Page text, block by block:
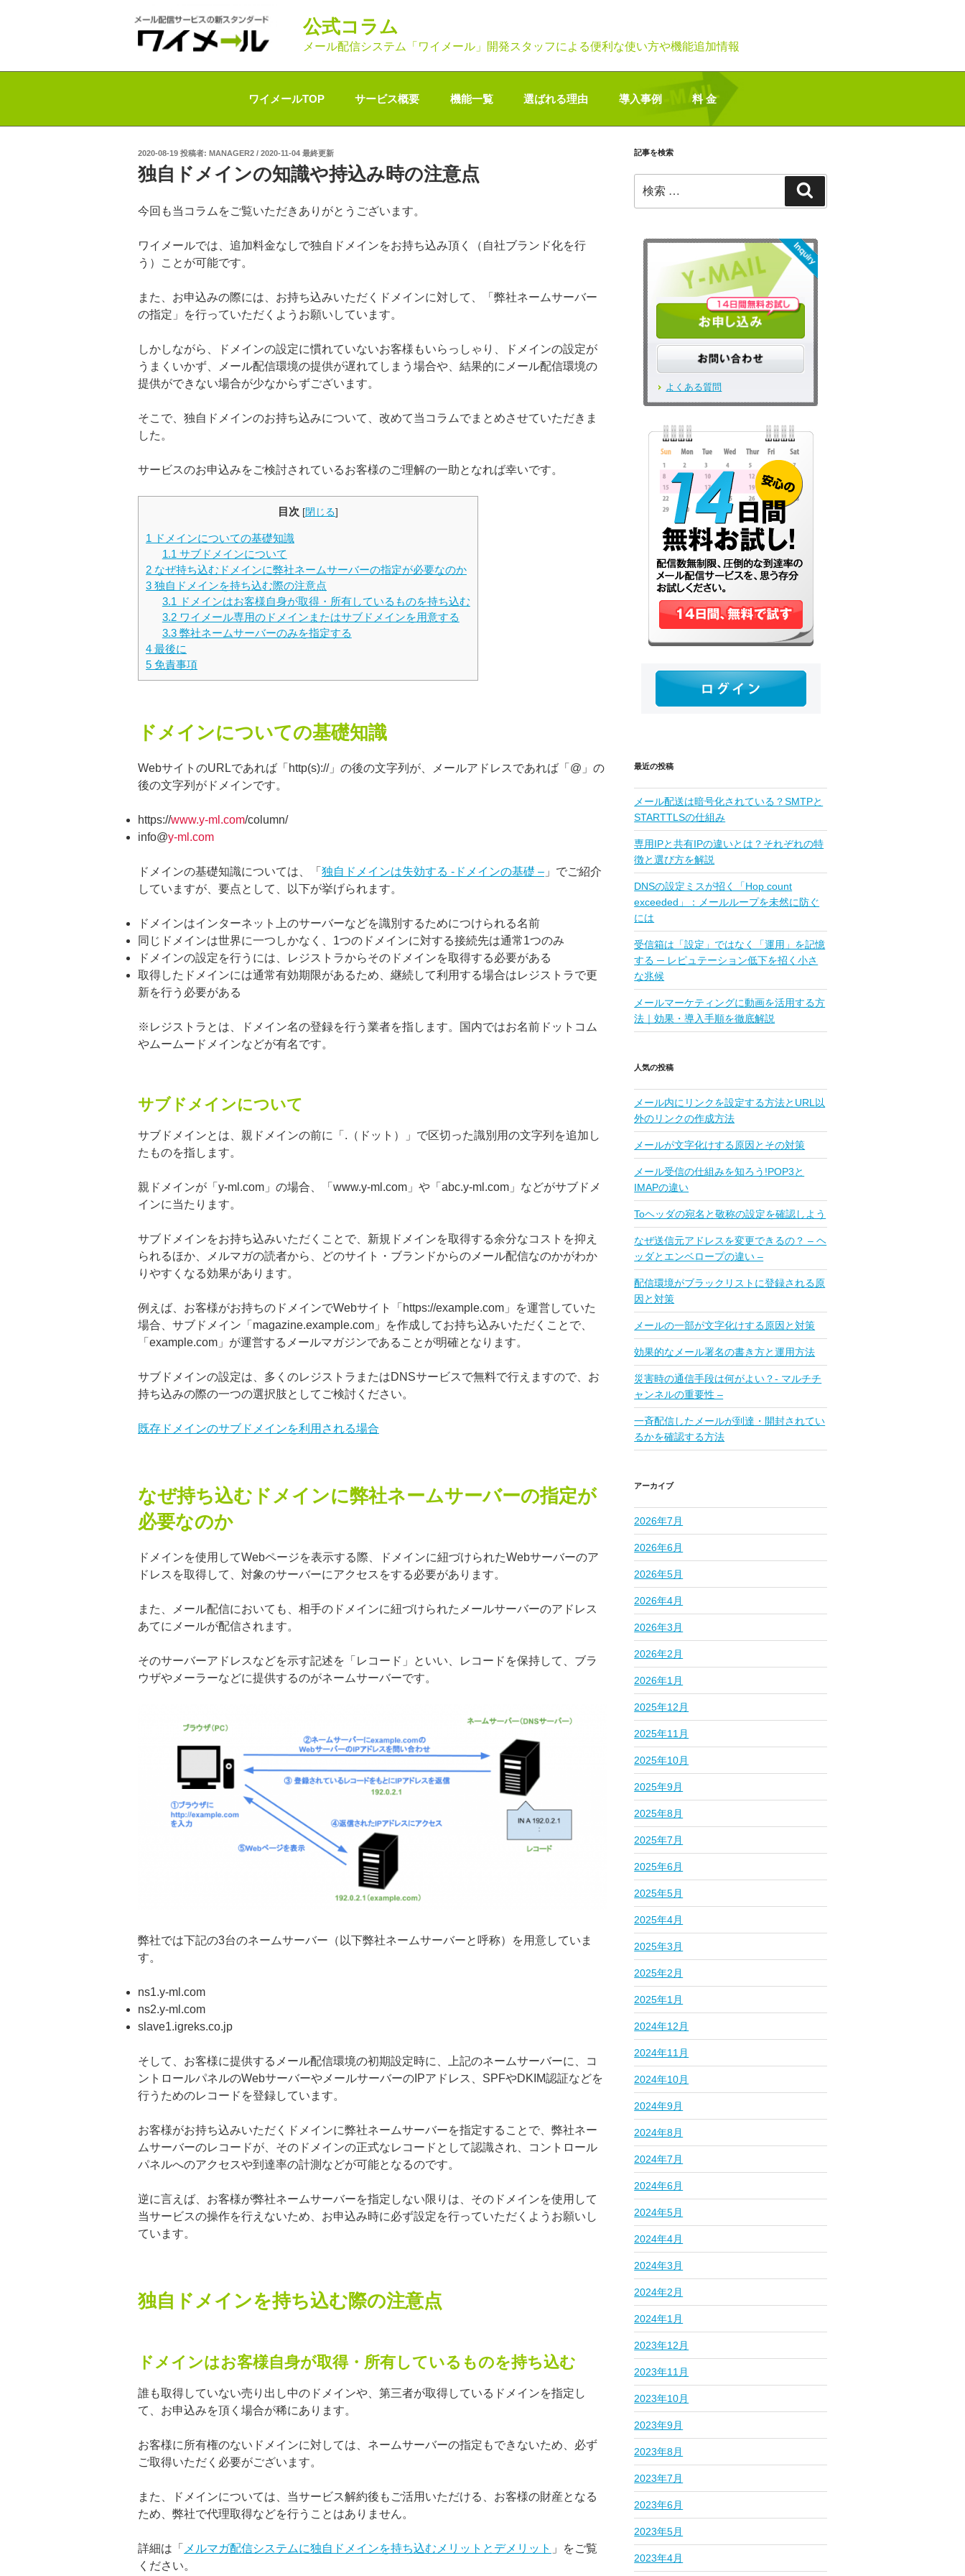
キ
公式コラム
メール配信システム「ワイメール」開発スタッフによる便利な使い方や機能追加情報
ワイメールTOP サービス概要 機能一覧 選ばれる理由 導入事例 料 金
投
稿
日:
2020-08-19 投稿者: MANAGER2 / 2020-11-04 最終更新
独自ドメインの知識や持込み時の注意点
今回も当コラムをご覧いただきありがとうございます。
ワイメールでは、追加料金なしで独自ドメインをお持ち込み頂く（自社ブランド化を行
う）ことが可能です。
また、お申込みの際には、お持ち込みいただくドメインに対して、「弊社ネームサーバー
の指定」を行っていただくようお願いしています。
しかしながら、ドメインの設定に慣れていないお客様もいらっしゃり、ドメインの設定が
うまくいかず、メール配信環境の提供が遅れてしまう場合や、結果的にメール配信環境の
提供ができない場合が少なからずございます。
そこで、独自ドメインのお持ち込みについて、改めて当コラムでまとめさせていただきま
した。
サービスのお申込みをご検討されているお客様のご理解の一助となれば幸いです。
目次 [閉じる]
1 ドメインについての基礎知識
1.1 サブドメインについて
2 なぜ持ち込むドメインに弊社ネームサーバーの指定が必要なのか
3 独自ドメインを持ち込む際の注意点
3.1 ドメインはお客様自身が取得・所有しているものを持ち込む
3.2ワイメール専用のドメインまたはサブドメインを用意する
3.3弊社ネームサーバーのみを指定する
4 最後に
5 免責事項
ドメインについての基礎知識
WebサイトのURLであれば「http(s)://」の後の文字列が、メールアドレスであれば「@」の
後の文字列がドメインです。
https://www.y-ml.com/column/
info@y-ml.com
ドメインの基礎知識については、「 独自ドメインは失効する -ドメインの基礎 – 」でご紹介
していますが、要点として、以下が挙げられます。
ドメインはインターネット上のサーバーなどを識別するためにつけられる名前
同じドメインは世界に一つしかなく、1つのドメインに対する接続先は通常1つのみ
ドメインの設定を行うには、レジストラからそのドメインを取得する必要がある
取得したドメインには通常有効期限があるため、継続して利用する場合はレジストラで更
新を行う必要がある
※レジストラとは、ドメイン名の登録を行う業者を指します。国内ではお名前ドットコム
やムームードメインなどが有名です。
サブドメインについて
サブドメインとは、親ドメインの前に「.（ドット）」で区切った識別用の文字列を追加し
たものを指します。
親ドメインが「y-ml.com」の場合、「www.y-ml.com」や「abc.y-ml.com」などがサブドメ
インに当たります。
サブドメインをお持ち込みいただくことで、新規ドメインを取得する余分なコストを抑え
られるほか、メルマガの読者から、どのサイト・ブランドからのメール配信なのかがわか
りやすくなる効果があります。
例えば、お客様がお持ちのドメインでWebサイト「https://example.com」を運営していた
場合、サブドメイン「magazine.example.com」を作成してお持ち込みいただくことで、
「example.com」が運営するメールマガジンであることが明確となります。
サブドメインの設定は、多くのレジストラまたはDNSサービスで無料で行えますので、お
持ち込みの際の一つの選択肢としてご検討ください。
既存ドメインのサブドメインを利用される場合
なぜ持ち込むドメインに弊社ネームサーバーの指定が
必要なのか
ドメインを使用してWebページを表示する際、ドメインに紐づけられたWebサーバーのア
ドレスを取得して、対象のサーバーにアクセスをする必要があります。
また、メール配信においても、相手のドメインに紐づけられたメールサーバーのアドレス
あてにメールが配信されます。
そのサーバーアドレスなどを示す記述を「レコード」といい、レコードを保持して、ブラ
ウザやメーラーなどに提供するのがネームサーバーです。
弊社では下記の3台のネームサーバー（以下弊社ネームサーバーと呼称）を用意していま
す。
ns1.y-ml.com
ns2.y-ml.com
slave1.igreks.co.jp
そして、お客様に提供するメール配信環境の初期設定時に、上記のネームサーバーに、コ
ントロールパネルのWebサーバーやメールサーバーのIPアドレス、SPFやDKIM認証などを
行うためのレコードを登録しています。
お客様がお持ち込みいただくドメインに弊社ネームサーバーを指定することで、弊社ネー
ムサーバーのレコードが、そのドメインの正式なレコードとして認識され、コントロール
パネルへのアクセスや到達率の計測などが可能となるのです。
逆に言えば、お客様が弊社ネームサーバーを指定しない限りは、そのドメインを使用して
当サービスの操作を行えないため、お申込み時に必ず設定を行っていただくようお願いし
ています。
独自ドメインを持ち込む際の注意点
ドメインはお客様自身が取得・所有しているものを持ち込む
誰も取得していない売り出し中のドメインや、第三者が取得しているドメインを指定し
て、お申込みを頂く場合が稀にあります。
お客様に所有権のないドメインに対しては、ネームサーバーの指定もできないため、必ず
ご取得いただく必要がございます。
また、ドメインについては、当サービス解約後もご活用いただける、お客様の財産となる
ため、弊社で代理取得などを行うことはありません。
詳細は「 メルマガ配信システムに独自ドメインを持ち込むメリットとデメリット 」をご覧
ください。
記事を検索
索:
索
よくある質問
最近の投稿
メール配送は暗号化されている？SMTPと
STARTTLSの仕組み
専用IPと共有IPの違いとは？それぞれの特
徴と選び方を解説
DNSの設定ミスが招く「Hop count
exceeded」：メールループを未然に防ぐ
には
受信箱は「設定」ではなく「運用」を記憶
する ─ レピュテーション低下を招く小さ
な兆候
メールマーケティングに動画を活用する方
法｜効果・導入手順を徹底解説
人気の投稿
メール内にリンクを設定する方法とURL以
外のリンクの作成方法
メールが文字化けする原因とその対策
メール受信の仕組みを知ろう!POP3と
IMAPの違い
Toヘッダの宛名と敬称の設定を確認しよう
なぜ送信元アドレスを変更できるの？ – ヘ
ッダとエンベロープの違い –
配信環境がブラックリストに登録される原
因と対策
メールの一部が文字化けする原因と対策
効果的なメール署名の書き方と運用方法
災害時の通信手段は何がよい？- マルチチ
ャンネルの重要性 –
一斉配信したメールが到達・開封されてい
るかを確認する方法
アーカイブ
2026年7月
2026年6月
2026年5月
2026年4月
2026年3月
2026年2月
2026年1月
2025年12月
2025年11月
2025年10月
2025年9月
2025年8月
2025年7月
2025年6月
2025年5月
2025年4月
2025年3月
2025年2月
2025年1月
2024年12月
2024年11月
2024年10月
2024年9月
2024年8月
2024年7月
2024年6月
2024年5月
2024年4月
2024年3月
2024年2月
2024年1月
2023年12月
2023年11月
2023年10月
2023年9月
2023年8月
2023年7月
2023年6月
2023年5月
2023年4月